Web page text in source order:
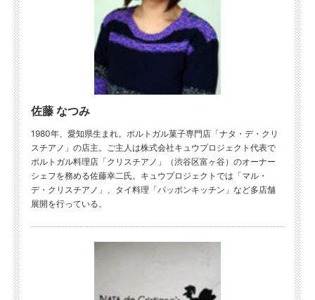
佐藤 なつみ
1980年、愛知県生まれ。ポルトガル菓子専門店「ナタ・デ・クリ
スチアノ」の店主。ご主人は株式会社キュウプロジェクト代表で
ポルトガル料理店「クリスチアノ」（渋谷区富ヶ谷）のオーナー
シェフを務める佐藤幸二氏。キュウプロジェクトでは「マル・
デ・クリスチアノ」、タイ料理「パッポンキッチン」など多店舗
展開を行っている。